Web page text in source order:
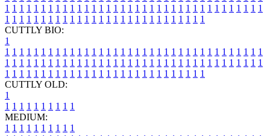
1 1 1 1 1 1 1 1 1 1 1 1 1 1 1 1 1 1 1 1 1 1 1 1 1 1 1 1 1 1 1 1 1 1 1 1
1 1 1 1 1 1 1 1 1 1 1 1 1 1 1 1 1 1 1 1 1 1 1 1 1 1 1 1
CUTTLY BIO:
1
1 1 1 1 1 1 1 1 1 1 1 1 1 1 1 1 1 1 1 1 1 1 1 1 1 1 1 1 1 1 1 1 1 1 1 1
1 1 1 1 1 1 1 1 1 1 1 1 1 1 1 1 1 1 1 1 1 1 1 1 1 1 1 1 1 1 1 1 1 1 1 1
1 1 1 1 1 1 1 1 1 1 1 1 1 1 1 1 1 1 1 1 1 1 1 1 1 1 1 1
CUTTLY OLD:
1
1 1 1 1 1 1 1 1 1 1
MEDIUM:
1 1 1 1 1 1 1 1 1 1